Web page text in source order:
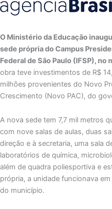
O Ministério da Educação
sede própria do Campus
Federal de São Paulo (IFSP),
obra teve investimentos de R$
milhões provenientes do Novo
Crescimento (Novo PAC), do
A nova sede tem 7,7 mil metros
com nove salas de aulas, duas
direção e à secretaria, uma sala
laboratórios de química,
além de quadra poliesportiva e
própria, a unidade funcionava
do município.